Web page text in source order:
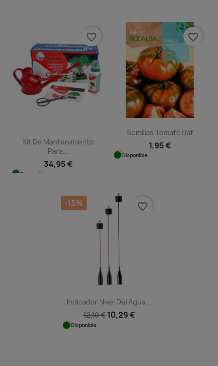
Kit De Mantenimiento
Para...
34,95 €
Disponible
favorite_border
Semillas Tomate Raf
1,95 €
Disponible
favorite_border
Indicador Nivel Del Agua...
12,10 € 10,29 €
Disponible
-15% favorite_border